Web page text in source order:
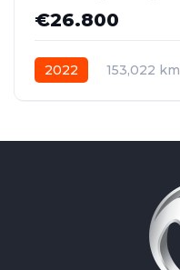
€26.800
2022 153,022 km